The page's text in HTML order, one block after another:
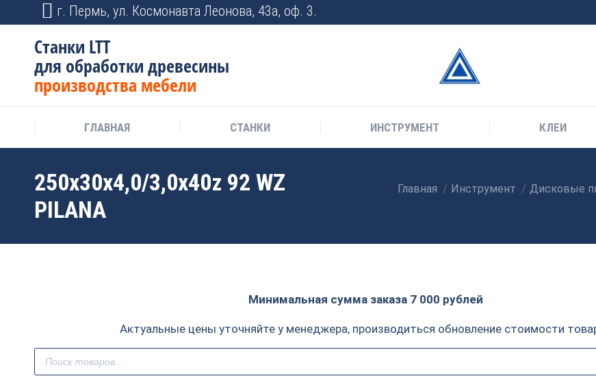
г. Пермь, ул. Космонавта Леонова, 43а, оф. 3.
Станки LTT
для обработки древесины
производства мебели
ГЛАВНАЯ СТАНКИ ИНСТРУМЕНТ КЛЕИ
250х30х4,0/3,0х40z 92 WZ
PILANA
Главная Инструмент Дисковые
Минимальная сумма заказа 7 000 рублей
Актуальные цены уточняйте у менеджера, производиться обновление стоимости
Поиск
товаров